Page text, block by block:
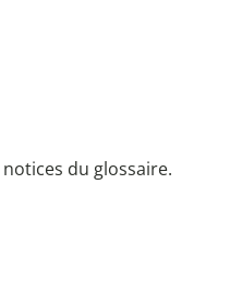
du glossaire.